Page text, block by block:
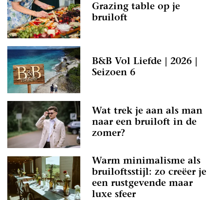
Grazing table op je
bruiloft
B&B Vol Liefde | 2026 |
Seizoen 6
Wat trek je aan als man
naar een bruiloft in de
zomer?
Warm minimalisme als
bruiloftsstijl: zo creëer je
een rustgevende maar
luxe sfeer